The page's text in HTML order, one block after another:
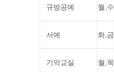
규방공예 월,수
서예 화,금
기악교실 월,목